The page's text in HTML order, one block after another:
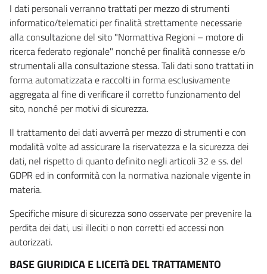
I dati personali verranno trattati per mezzo di strumenti
informatico/telematici per finalità strettamente necessarie
alla consultazione del sito "Normattiva Regioni – motore di
ricerca federato regionale" nonché per finalità connesse e/o
strumentali alla consultazione stessa. Tali dati sono trattati in
forma automatizzata e raccolti in forma esclusivamente
aggregata al fine di verificare il corretto funzionamento del
sito, nonché per motivi di sicurezza.
Il trattamento dei dati avverrà per mezzo di strumenti e con
modalità volte ad assicurare la riservatezza e la sicurezza dei
dati, nel rispetto di quanto definito negli articoli 32 e ss. del
GDPR ed in conformità con la normativa nazionale vigente in
materia.
Specifiche misure di sicurezza sono osservate per prevenire la
perdita dei dati, usi illeciti o non corretti ed accessi non
autorizzati.
BASE GIURIDICA E LICEITà DEL TRATTAMENTO